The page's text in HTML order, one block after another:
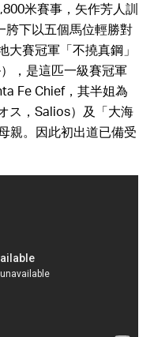
米賽事，矢作芳人訓
胯下以五個馬位輕勝對
大賽冠軍「不撓真鋼」
，是這匹一級賽冠軍
Fe Chief，其半姐為
ス，Salios）及「大海
親。因此初出道已備受